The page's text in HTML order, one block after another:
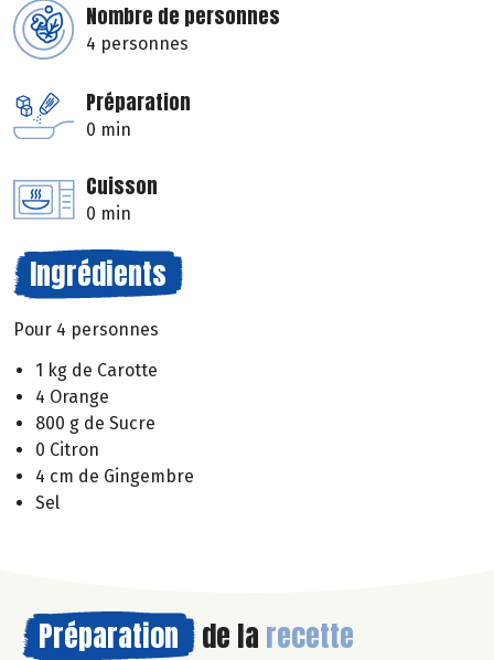
Nombre de personnes
4 personnes
Préparation
0 min
Cuisson
0 min
Ingrédients
Pour 4 personnes
1 kg de Carotte
4 Orange
800 g de Sucre
0 Citron
4 cm de Gingembre
Sel
Préparation de la recette